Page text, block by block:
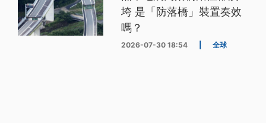
垮 是「防落橋」裝置奏效
嗎？
2026-07-30 18:54 全球